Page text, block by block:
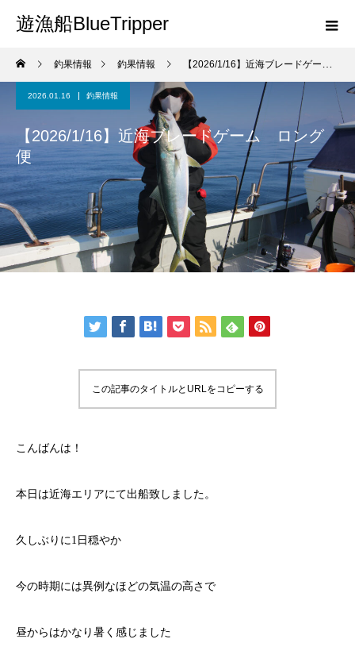
遊漁船BlueTripper
釣果情報 釣果情報 【2026/1/16】近海ブレードゲーム ロング便
2026.01.16 釣果情報
【2026/1/16】近海ブレードゲーム ロング
便
この記事のタイトルとURLをコピーする
こんばんは！
本日は近海エリアにて出船致しました。
久しぶりに1日穏やか
今の時期には異例なほどの気温の高さで
昼からはかなり暑く感じました